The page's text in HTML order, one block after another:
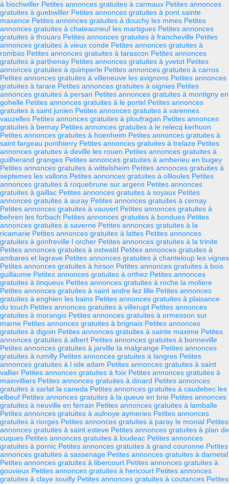
à bischwiller Petites annonces gratuites à carmaux Petites annonces
gratuites à guebwiller Petites annonces gratuites à pont sainte
maxence Petites annonces gratuites à douchy les mines Petites
annonces gratuites à chateauneuf les martigues Petites annonces
gratuites à thouars Petites annonces gratuites à francheville Petites
annonces gratuites à vieux conde Petites annonces gratuites à
rombas Petites annonces gratuites à tarascon Petites annonces
gratuites à parthenay Petites annonces gratuites à yvetot Petites
annonces gratuites à quimperle Petites annonces gratuites à carros
Petites annonces gratuites à villeneuve les avignons Petites annonces
gratuites à tarare Petites annonces gratuites à oignies Petites
annonces gratuites à persan Petites annonces gratuites à montigny en
gohelle Petites annonces gratuites à le portel Petites annonces
gratuites à saint junien Petites annonces gratuites à varennes
vauzelles Petites annonces gratuites à ploufragan Petites annonces
gratuites à bernay Petites annonces gratuites à le relecq kerhuon
Petites annonces gratuites à hoenheim Petites annonces gratuites à
saint fargeau ponthierry Petites annonces gratuites à trelaze Petites
annonces gratuites à deville les rouen Petites annonces gratuites à
guilherand granges Petites annonces gratuites à amberieu en bugey
Petites annonces gratuites à wittelsheim Petites annonces gratuites à
septemes les vallons Petites annonces gratuites à ollioules Petites
annonces gratuites à roquebrune sur argens Petites annonces
gratuites à gaillac Petites annonces gratuites à soyaux Petites
annonces gratuites à auray Petites annonces gratuites à cernay
Petites annonces gratuites à vauvert Petites annonces gratuites à
behren les forbach Petites annonces gratuites à bondues Petites
annonces gratuites à saverne Petites annonces gratuites à la
ricamarie Petites annonces gratuites à lattes Petites annonces
gratuites à gonfreville l orcher Petites annonces gratuites à la trinite
Petites annonces gratuites à ostwald Petites annonces gratuites à
ambares et lagrave Petites annonces gratuites à chanteloup les vignes
Petites annonces gratuites à hirson Petites annonces gratuites à bois
guillaume Petites annonces gratuites à orthez Petites annonces
gratuites à tinqueux Petites annonces gratuites à roche la moliere
Petites annonces gratuites à saint andre lez lille Petites annonces
gratuites à enghien les bains Petites annonces gratuites à plaisance
du touch Petites annonces gratuites à villerupt Petites annonces
gratuites à morangis Petites annonces gratuites à ormesson sur
marne Petites annonces gratuites à brignais Petites annonces
gratuites à digoin Petites annonces gratuites à sainte maxime Petites
annonces gratuites à albert Petites annonces gratuites à bonneville
Petites annonces gratuites à jarville la malgrange Petites annonces
gratuites à rumilly Petites annonces gratuites à langres Petites
annonces gratuites à l isle adam Petites annonces gratuites à saint
vallier Petites annonces gratuites à foix Petites annonces gratuites à
mainvilliers Petites annonces gratuites à dinard Petites annonces
gratuites à sarlat la caneda Petites annonces gratuites à caudebec les
elbeuf Petites annonces gratuites à la queue en brie Petites annonces
gratuites à neuville en ferrain Petites annonces gratuites à lamballe
Petites annonces gratuites à aulnoye aymeries Petites annonces
gratuites à riorges Petites annonces gratuites à paray le monial Petites
annonces gratuites à saint esteve Petites annonces gratuites à plan de
cuques Petites annonces gratuites à loudeac Petites annonces
gratuites à pornic Petites annonces gratuites à grand couronne Petites
annonces gratuites à sassenage Petites annonces gratuites à darnetal
Petites annonces gratuites à libercourt Petites annonces gratuites à
gouvieux Petites annonces gratuites à hericourt Petites annonces
gratuites à claye souilly Petites annonces gratuites à coutances Petites